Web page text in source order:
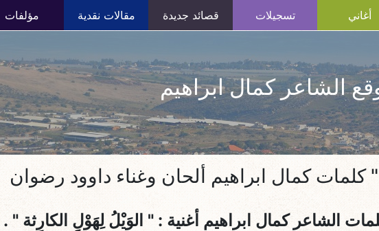
أغاني تسجيلات قصائد جديدة مقالات نقدية مؤلفات
الشاعر كمال ابراهيم
" كلمات كمال ابراهيم ألحان وغناء داوود رضوان
الشاعر كمال ابراهيم أغنية : " الوَيْلُ لِهَوْلِ الكارِثة " .